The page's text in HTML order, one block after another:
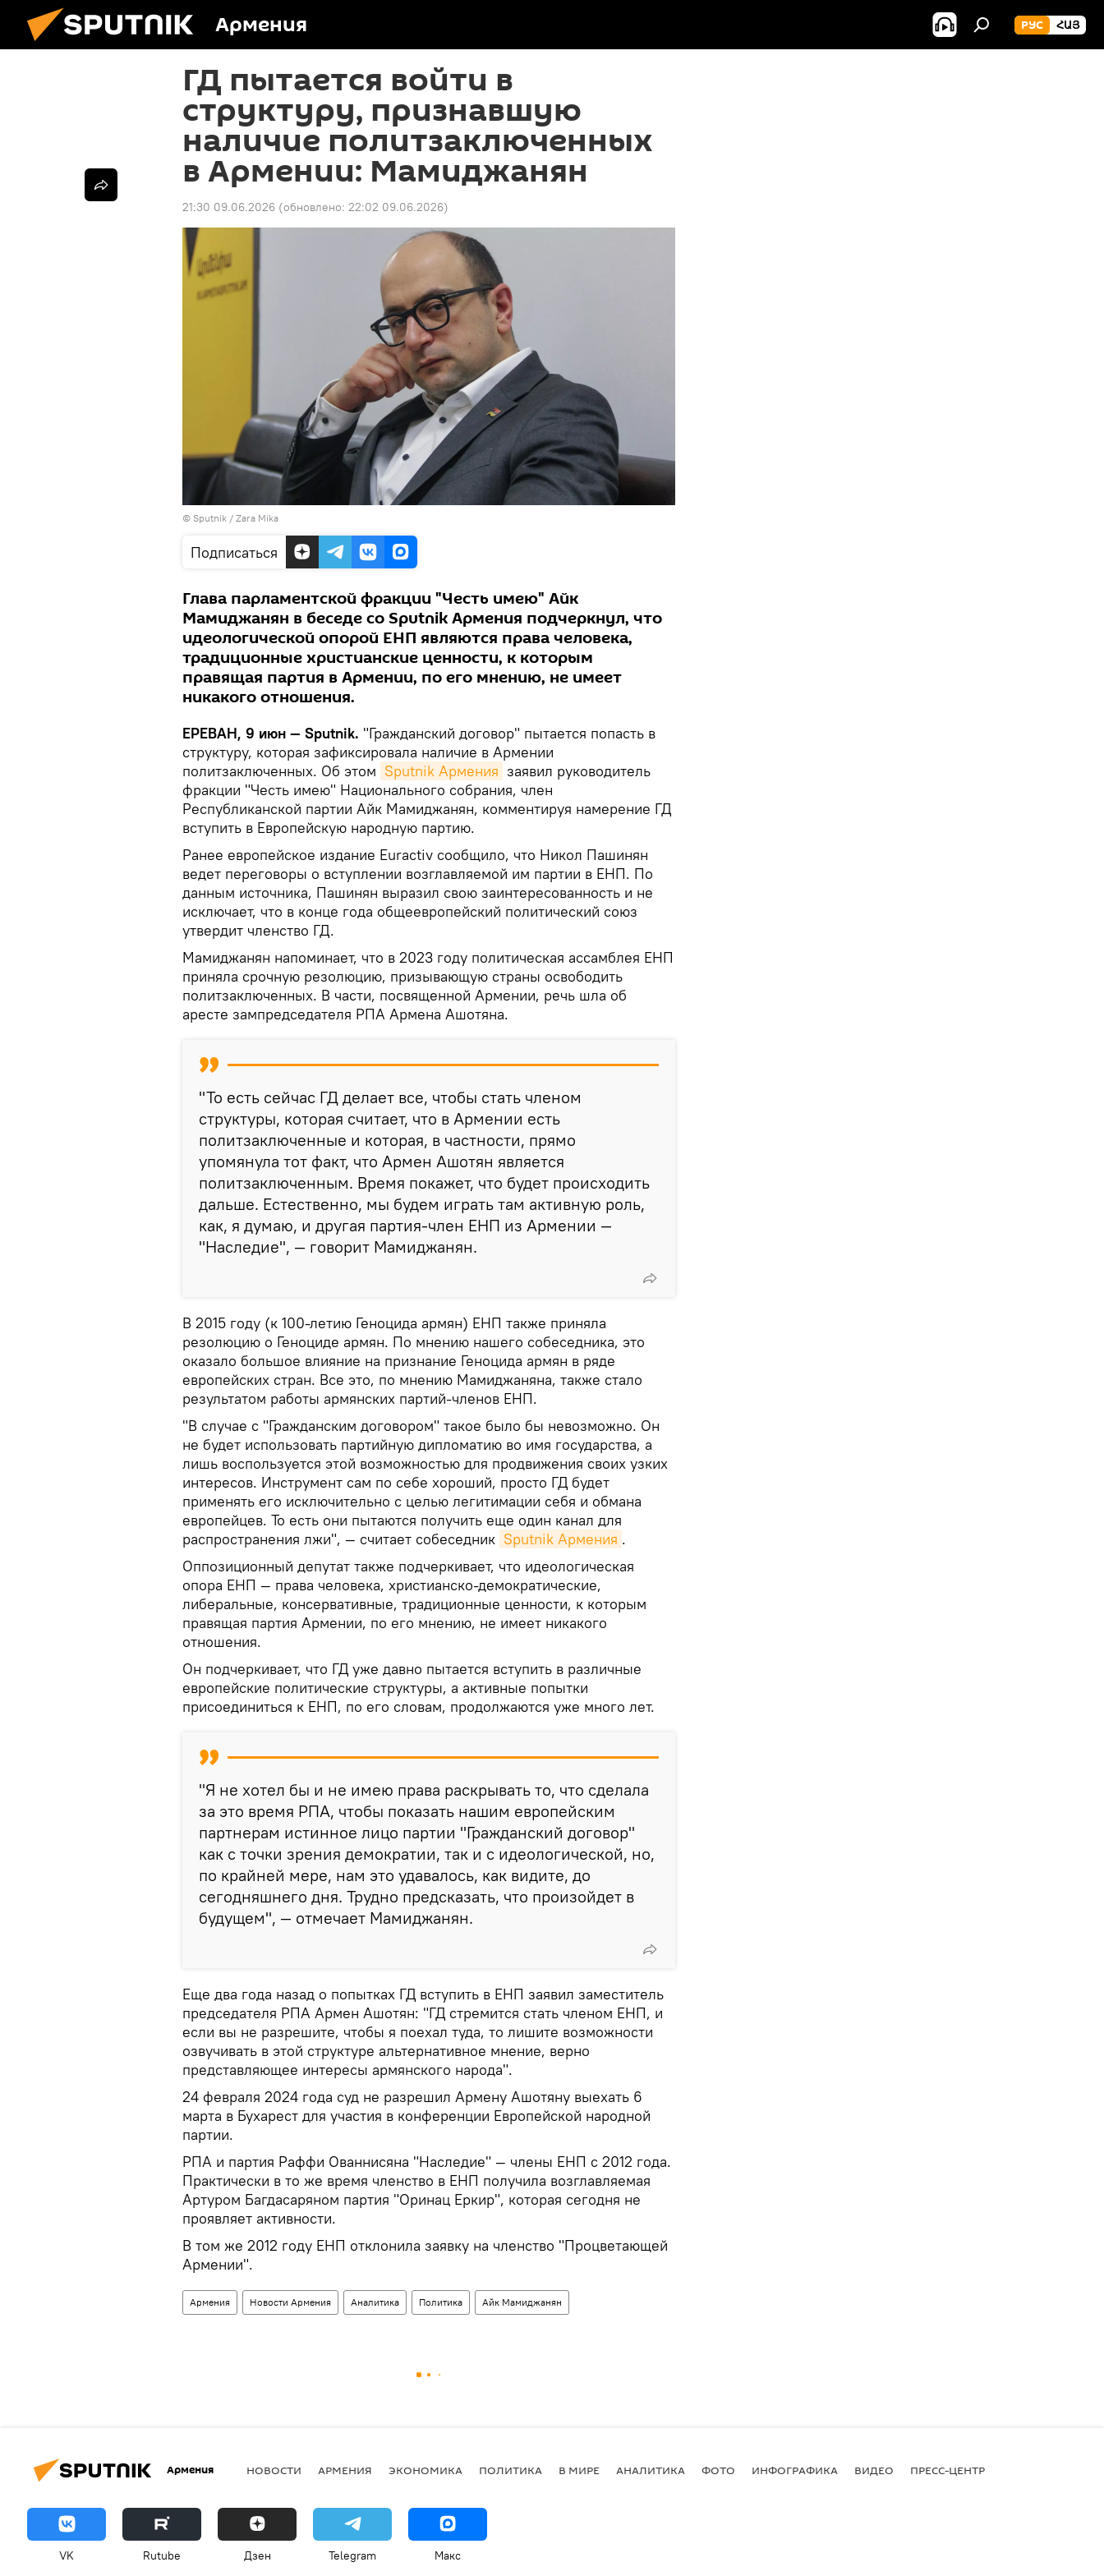
Армения РУС ՀԱՅ
ГД пытается войти в
структуру, признавшую
наличие политзаключенных
в Армении: Мамиджанян
21:30 09.06.2026 (обновлено: 22:02 09.06.2026)
© Sputnik / Zara Mika
Подписаться
Глава парламентской фракции "Честь имею" Айк
Мамиджанян в беседе со Sputnik Армения подчеркнул, что
идеологической опорой ЕНП являются права человека,
традиционные христианские ценности, к которым
правящая партия в Армении, по его мнению, не имеет
никакого отношения.
ЕРЕВАН, 9 июн — Sputnik. "Гражданский договор" пытается попасть в
структуру, которая зафиксировала наличие в Армении
политзаключенных. Об этом Sputnik Армения заявил руководитель
фракции "Честь имею" Национального собрания, член
Республиканской партии Айк Мамиджанян, комментируя намерение ГД
вступить в Европейскую народную партию.
Ранее европейское издание Euractiv сообщило, что Никол Пашинян
ведет переговоры о вступлении возглавляемой им партии в ЕНП. По
данным источника, Пашинян выразил свою заинтересованность и не
исключает, что в конце года общеевропейский политический союз
утвердит членство ГД.
Мамиджанян напоминает, что в 2023 году политическая ассамблея ЕНП
приняла срочную резолюцию, призывающую страны освободить
политзаключенных. В части, посвященной Армении, речь шла об
аресте зампредседателя РПА Армена Ашотяна.
"То есть сейчас ГД делает все, чтобы стать членом
структуры, которая считает, что в Армении есть
политзаключенные и которая, в частности, прямо
упомянула тот факт, что Армен Ашотян является
политзаключенным. Время покажет, что будет происходить
дальше. Естественно, мы будем играть там активную роль,
как, я думаю, и другая партия-член ЕНП из Армении —
"Наследие", — говорит Мамиджанян.
В 2015 году (к 100-летию Геноцида армян) ЕНП также приняла
резолюцию о Геноциде армян. По мнению нашего собеседника, это
оказало большое влияние на признание Геноцида армян в ряде
европейских стран. Все это, по мнению Мамиджаняна, также стало
результатом работы армянских партий-членов ЕНП.
"В случае с "Гражданским договором" такое было бы невозможно. Он
не будет использовать партийную дипломатию во имя государства, а
лишь воспользуется этой возможностью для продвижения своих узких
интересов. Инструмент сам по себе хороший, просто ГД будет
применять его исключительно с целью легитимации себя и обмана
европейцев. То есть они пытаются получить еще один канал для
распространения лжи", — считает собеседник Sputnik Армения .
Оппозиционный депутат также подчеркивает, что идеологическая
опора ЕНП — права человека, христианско-демократические,
либеральные, консервативные, традиционные ценности, к которым
правящая партия Армении, по его мнению, не имеет никакого
отношения.
Он подчеркивает, что ГД уже давно пытается вступить в различные
европейские политические структуры, а активные попытки
присоединиться к ЕНП, по его словам, продолжаются уже много лет.
"Я не хотел бы и не имею права раскрывать то, что сделала
за это время РПА, чтобы показать нашим европейским
партнерам истинное лицо партии "Гражданский договор"
как с точки зрения демократии, так и с идеологической, но,
по крайней мере, нам это удавалось, как видите, до
сегодняшнего дня. Трудно предсказать, что произойдет в
будущем", — отмечает Мамиджанян.
Еще два года назад о попытках ГД вступить в ЕНП заявил заместитель
председателя РПА Армен Ашотян: "ГД стремится стать членом ЕНП, и
если вы не разрешите, чтобы я поехал туда, то лишите возможности
озвучивать в этой структуре альтернативное мнение, верно
представляющее интересы армянского народа".
24 февраля 2024 года суд не разрешил Армену Ашотяну выехать 6
марта в Бухарест для участия в конференции Европейской народной
партии.
РПА и партия Раффи Ованнисяна "Наследие" — члены ЕНП с 2012 года.
Практически в то же время членство в ЕНП получила возглавляемая
Артуром Багдасаряном партия "Оринац Еркир", которая сегодня не
проявляет активности.
В том же 2012 году ЕНП отклонила заявку на членство "Процветающей
Армении".
Армения Новости Армения Аналитика Политика Айк Мамиджанян
Армения НОВОСТИ АРМЕНИЯ ЭКОНОМИКА ПОЛИТИКА В МИРЕ АНАЛИТИКА ФОТО ИНФОГРАФИКА ВИДЕО ПРЕСС-ЦЕНТР
VK Rutube Дзен Telegram Макс